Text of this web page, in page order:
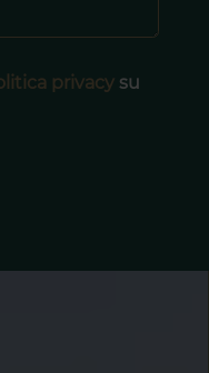
privacysu